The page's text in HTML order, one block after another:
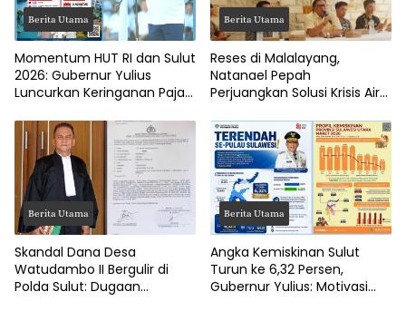
Berita Utama
Momentum HUT RI dan Sulut
2026: Gubernur Yulius
Luncurkan Keringanan Pajak
Berita Utama
Reses di Malalayang,
Natanael Pepah
Perjuangkan Solusi Krisis Air
DPRD Manado
Berita Utama
Skandal Dana Desa
Watudambo II Bergulir di
Polda Sulut: Dugaan
Berita Utama
Angka Kemiskinan Sulut
Turun ke 6,32 Persen,
Gubernur Yulius: Motivasi